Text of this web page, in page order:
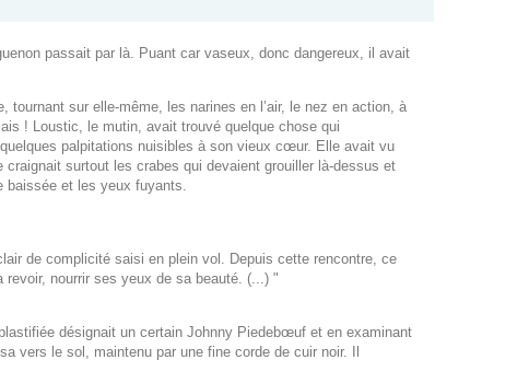
passait par là. Puant car vaseux, donc dangereux, il avait
tournant sur elle-même, les narines en l’air, le nez en action, à
! Loustic, le mutin, avait trouvé quelque chose qui
palpitations nuisibles à son vieux cœur. Elle avait vu
surtout les crabes qui devaient grouiller là-dessus et
baissée et les yeux fuyants.
de complicité saisi en plein vol. Depuis cette rencontre, ce
nourrir ses yeux de sa beauté. (...) "
désignait un certain Johnny Piedebœuf et en examinant
vers le sol, maintenu par une fine corde de cuir noir. Il